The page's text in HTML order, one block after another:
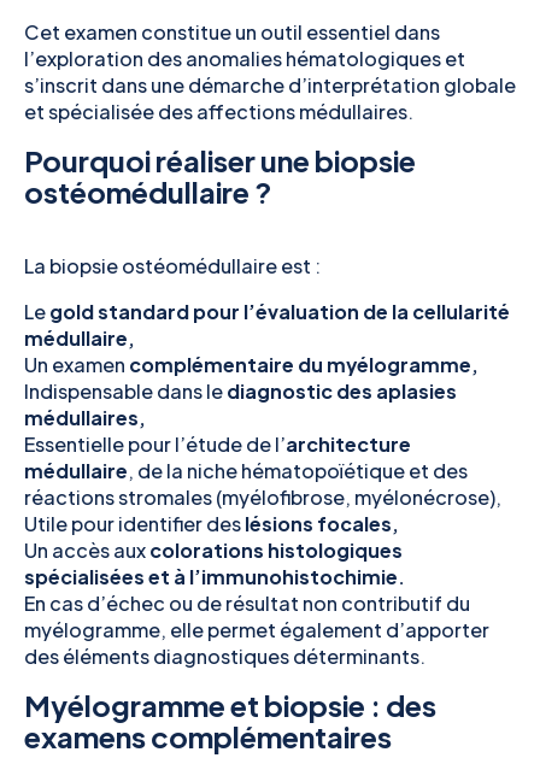
Cet examen constitue un outil essentiel dans
l’exploration des anomalies hématologiques et
s’inscrit dans une démarche d’interprétation globale
et spécialisée des affections médullaires.
Pourquoi réaliser une biopsie
ostéomédullaire ?
La biopsie ostéomédullaire est :
Legold standard pour l’évaluation de la cellularité
médullaire,
Un examen complémentaire du myélogramme,
Indispensable dans lediagnostic des aplasies
médullaires,
Essentielle pour l’étude de l’architecture
médullaire, de la niche hématopoïétique et des
réactions stromales (myélofibrose, myélonécrose),
Utile pour identifier deslésions focales,
Un accès auxcolorations histologiques
spécialisées et à l’immunohistochimie.
En cas d’échec ou de résultat non contributif du
myélogramme, elle permet également d’apporter
des éléments diagnostiques déterminants.
Myélogramme et biopsie : des
examens complémentaires